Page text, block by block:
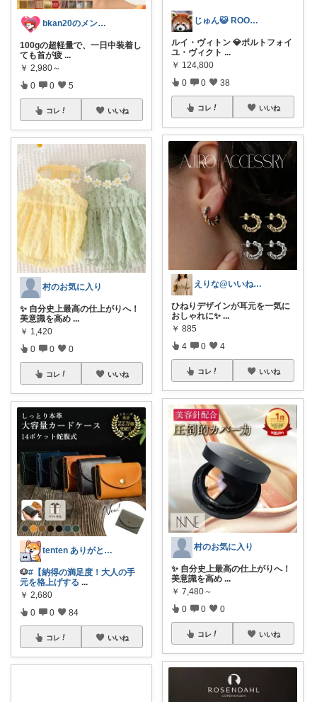
bkan20のメンズライフ応援ROOM
100gの超軽量で、一日中装着し
ても首が疲 ...
￥ 2,980～
0 0 5
コレ いいね
村のお気に入り
✨ 自分史上最高の仕上がりへ！
美意識を高め ...
￥ 1,420
0 0 0
コレ いいね
tenten ありがとうございます。😃
🐶#【納得の満足度！大人の手
元を格上げする ...
￥ 2,680
0 0 84
コレ いいね
じゅん😺 ROOM💖🎵
ルイ・ヴィトン 💎ポルトフォイ
ユ・ヴィクト ...
￥ 124,800
0 0 38
コレ いいね
えりな@いいね100%バック💓
ひねりデザインが耳元を一気に
おしゃれに✨ ...
￥ 885
4 0 4
コレ いいね
村のお気に入り
✨ 自分史上最高の仕上がりへ！
美意識を高め ...
￥ 7,480～
0 0 0
コレ いいね